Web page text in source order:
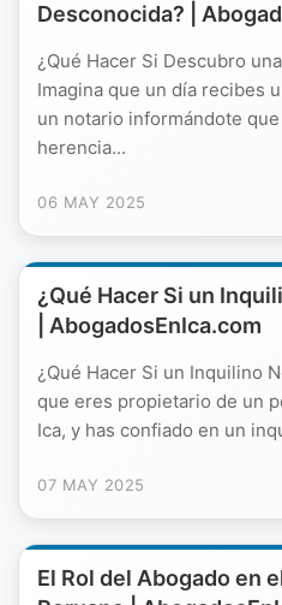
Desconocida? |
¿Qué Hacer Si Descubro
Imagina que un día recibes
un notario informándote
herencia...
06 MAY 2025
¿Qué Hacer Si un
| AbogadosEnIca.com
¿Qué Hacer Si un Inquilino
que eres propietario de un
Ica, y has confiado en un
07 MAY 2025
El Rol del Abogado en